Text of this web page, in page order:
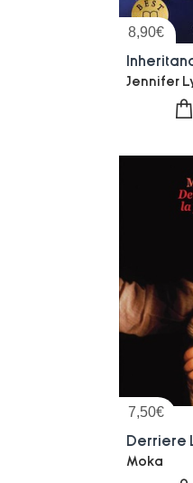
8,90€
Jennifer
7,50€
Derriere
Moka